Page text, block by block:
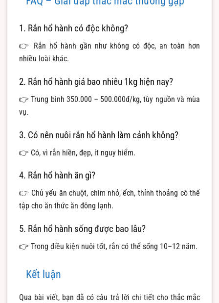
1. Rắn hổ hành có độc không?
👉 Rắn hổ hành gần như không có độc, an toàn hơn
nhiều loài khác.
2. Rắn hổ hành giá bao nhiêu 1kg hiện nay?
👉 Trung bình 350.000 – 500.000đ/kg, tùy nguồn và mùa
vụ.
3. Có nên nuôi rắn hổ hành làm cảnh không?
👉 Có, vì rắn hiền, đẹp, ít nguy hiểm.
4. Rắn hổ hành ăn gì?
👉 Chủ yếu ăn chuột, chim nhỏ, ếch, thỉnh thoảng có thể
tập cho ăn thức ăn đông lạnh.
5. Rắn hổ hành sống được bao lâu?
👉 Trong điều kiện nuôi tốt, rắn có thể sống 10–12 năm.
Kết luận
Qua bài viết, bạn đã có câu trả lời chi tiết cho thắc mắc